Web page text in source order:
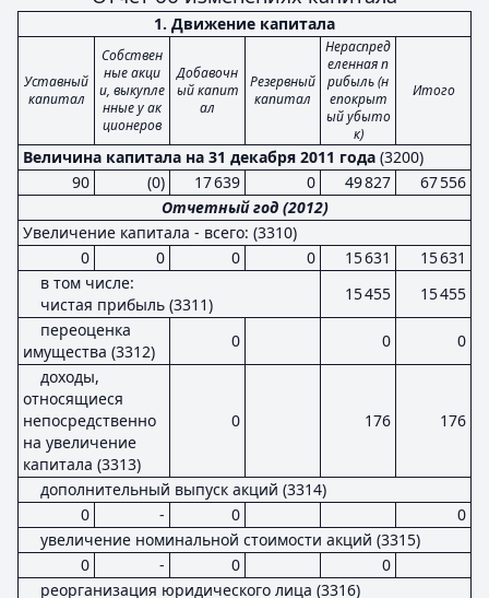
1. Движение капитала
Уставный
капитал
Собствен
ные акци
и, выкупле
нные у ак
ционеров
Добавочн
ый капит
ал
Резервный
капитал
Нераспред
еленная п
рибыль (н
епокрыт
ый убыто
к)
Итого
Величина капитала на 31 декабря 2011 года (3200)
90
(0) 17 639 0 49 827
67 556
Отчетный год (2012)
Увеличение капитала - всего: (3310)
0
0 0 0 15 631
15 631
в том числе:
чистая прибыль (3311)
15 455
15 455
переоценка
имущества (3312)
0 0
0
доходы,
относящиеся
непосредственно
на увеличение
капитала (3313)
0 176 176
дополнительный выпуск акций (3314)
0
- 0
0
увеличение номинальной стоимости акций (3315)
0
- 0
0
реорганизация юридического лица (3316)